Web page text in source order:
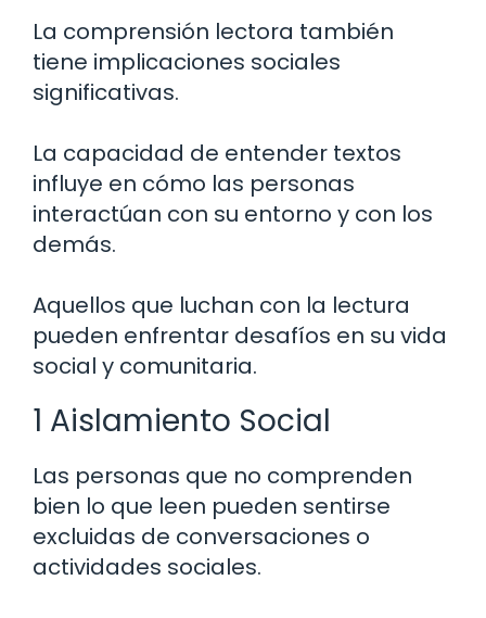
La comprensión lectora también
tiene implicaciones sociales
significativas.
La capacidad de entender textos
influye en cómo las personas
interactúan con su entorno y con los
demás.
Aquellos que luchan con la lectura
pueden enfrentar desafíos en su vida
social y comunitaria.
1 Aislamiento Social
Las personas que no comprenden
bien lo que leen pueden sentirse
excluidas de conversaciones o
actividades sociales.